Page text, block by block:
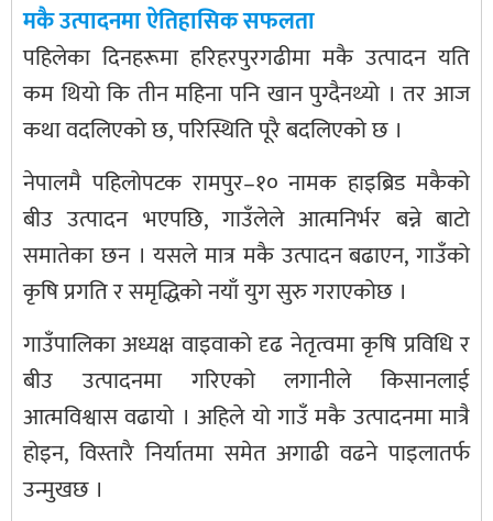
मकै उत्पादनमा ऐतिहासिक सफलता
पहिलेका दिनहरूमा हरिहरपुरगढीमा मकै उत्पादन यति
कम थियो कि तीन महिना पनि खान पुग्दैनथ्यो । तर आज
कथा वदलिएको छ, परिस्थिति पूरै बदलिएको छ ।
नेपालमै पहिलोपटक रामपुर–१० नामक हाइब्रिड मकैको
बीउ उत्पादन भएपछि, गाउँलेले आत्मनिर्भर बन्ने बाटो
समातेका छन । यसले मात्र मकै उत्पादन बढाएन, गाउँको
कृषि प्रगति र समृद्धिको नयाँ युग सुरु गराएकोछ ।
गाउँपालिका अध्यक्ष वाइवाको दृढ नेतृत्वमा कृषि प्रविधि र
बीउ उत्पादनमा गरिएको लगानीले किसानलाई
आत्मविश्वास वढायो । अहिले यो गाउँ मकै उत्पादनमा मात्रै
होइन, विस्तारै निर्यातमा समेत अगाढी वढने पाइलातर्फ
उन्मुखछ ।